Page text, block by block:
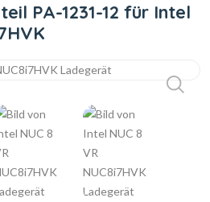
PA-1231-12 für Intel